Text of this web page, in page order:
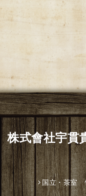
株式會社宇
国立・茶室